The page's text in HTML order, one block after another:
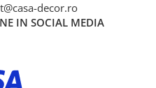
decor.ro
IN SOCIAL MEDIA